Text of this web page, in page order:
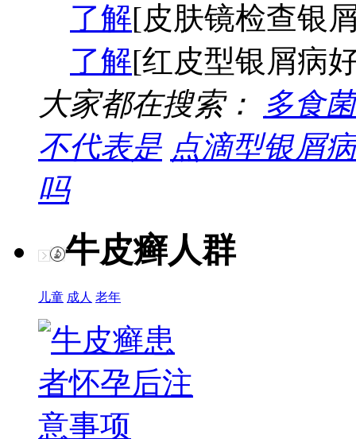
了解[皮肤镜检查银
了解[红皮型银屑病
大家都在搜索：
多食
不代表是 点滴型银屑
吗
牛皮癣人群
儿童 成人 老年